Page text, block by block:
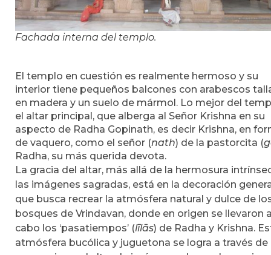
Fachada interna del templo.
El templo en cuestión es realmente hermoso y su
interior tiene pequeños balcones con arabescos
en madera y un suelo de mármol. Lo mejor del
el altar principal, que alberga al Señor Krishna en su
aspecto de Radha Gopinath, es decir Krishna, en
de vaquero, como el señor (nath) de la pastorcita (
Radha, su más querida devota.
La gracia del altar, más allá de la hermosura
las imágenes sagradas, está en la decoración
que busca recrear la atmósfera natural y dulce de
bosques de Vrindavan, donde en origen se llevaron
cabo los ‘pasatiempos’ (līlās) de Radha y Krishna.
atmósfera bucólica y juguetona se logra a través de